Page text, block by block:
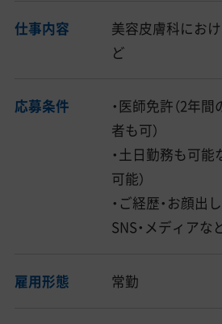
仕事内容
美容皮膚科におけ
ど
応募条件
・医師免許（2年
者も可）
・土日勤務も可能
可能）
・ご経歴・お顔出
SNS・メディアな
雇用形態 常勤